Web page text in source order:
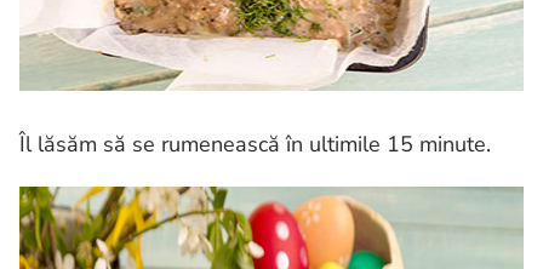
Îl lăsăm să se rumenească în ultimile 15 minute.